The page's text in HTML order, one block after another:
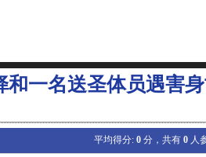
和一名送圣体员遇害
平均得分: 0 分，共有 0 人